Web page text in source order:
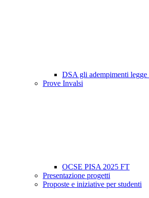
DSA gli adempimenti legge
Prove Invalsi
OCSE PISA 2025 FT
Presentazione progetti
Proposte e iniziative per studenti